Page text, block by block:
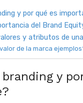
y por qué es
del Brand
y atributos de
de la marca
y